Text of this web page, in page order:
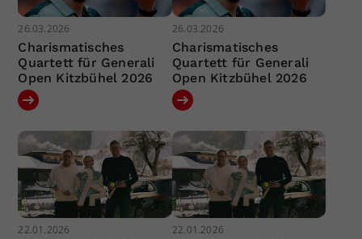
26.03.2026
Charismatisches
Quartett für Generali
Open Kitzbühel 2026
26.03.2026
Charismatisches
Quartett für Generali
Open Kitzbühel 2026
22.01.2026 22.01.2026